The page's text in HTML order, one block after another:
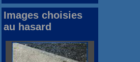
Images choisies
au hasard